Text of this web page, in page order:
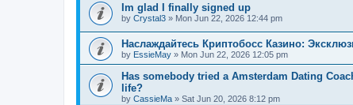
Im glad I finally signed up
by Crystal3 » Mon Jun 22, 2026 12:44 pm
Наслаждайтесь Криптобосс Казино:
by EssieMay » Mon Jun 22, 2026 12:05 pm
Has somebody tried a Amsterdam Dating
life?
by CassieMa » Sat Jun 20, 2026 8:12 pm